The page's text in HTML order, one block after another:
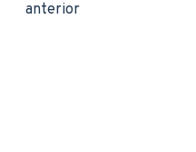
anterior